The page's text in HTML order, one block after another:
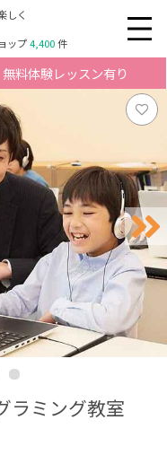
しく
ップ4,400件
無料体験レッスン有り
ラミング教室